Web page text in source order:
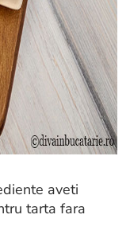
aveti
tarta fara